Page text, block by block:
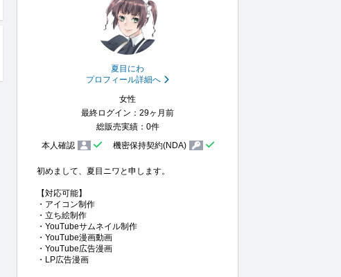
夏目にわ
プロフィール詳細へ
女性
最終ログイン：29ヶ月前
総販売実績：0件
本人確認
機密保持契約(NDA)
初めまして、夏目ニワと申します。
【対応可能】
・アイコン制作
・立ち絵制作
・YouTubeサムネイル制作
・YouTube漫画動画
・YouTube広告漫画
・LP広告漫画